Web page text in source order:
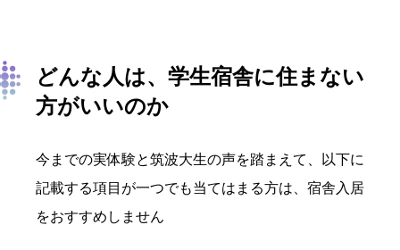
どんな人は、学生宿舎に住まない
方がいいのか
今までの実体験と筑波大生の声を踏まえて、以下に
記載する項目が一つでも当てはまる方は、 宿舎入居
をおすすめしません